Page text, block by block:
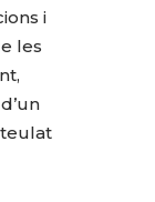
i
les